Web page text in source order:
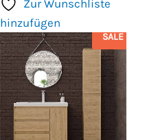
Zur Wunschliste
hinzufügen
SALE